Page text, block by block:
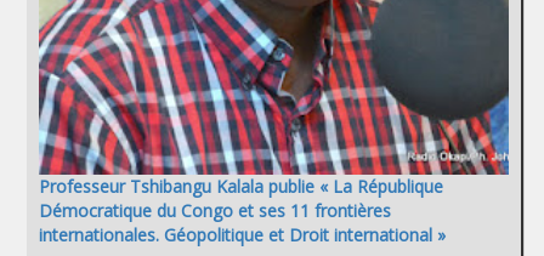
Professeur Tshibangu Kalala publie « La République
Démocratique du Congo et ses 11 frontières
internationales. Géopolitique et Droit international »